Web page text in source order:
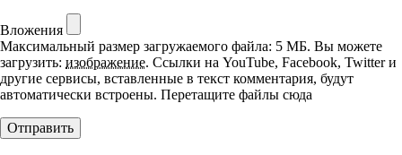
Вложения
Максимальный размер загружаемого файла: 5 МБ. Вы можете
загрузить: изображение. Ссылки на YouTube, Facebook, Twitter и
другие сервисы, вставленные в текст комментария, будут
автоматически встроены. Перетащите файлы сюда